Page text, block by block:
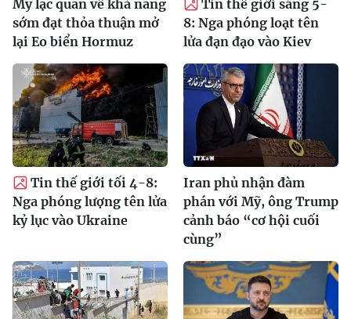
Mỹ lạc quan về khả năng
sớm đạt thỏa thuận mở
lại Eo biển Hormuz
Tin thế giới sáng 5-
8: Nga phóng loạt tên
lửa đạn đạo vào Kiev
Tin thế giới tối 4-8:
Nga phóng lượng tên lửa
kỷ lục vào Ukraine
Iran phủ nhận đàm
phán với Mỹ, ông Trump
cảnh báo “cơ hội cuối
cùng”